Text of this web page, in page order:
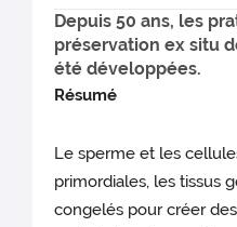
Depuis 50 ans, les
préservation ex situ
été développées.
Résumé
Le sperme et les
primordiales, les tissus
congelés pour créer